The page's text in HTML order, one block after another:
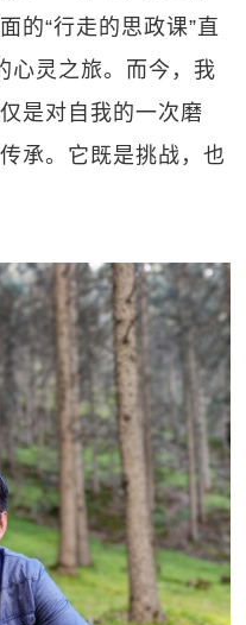
的“行走的思政课”直
心灵之旅。而今，我
是对自我的一次磨
承。它既是挑战，也